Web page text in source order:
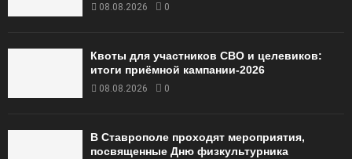
08.08.2026 0
Квоты для участников СВО и целевиков:
итоги приёмной кампании‑2026
08.08.2026 0
В Ставрополе проходят мероприятия,
посвященные Дню физкультурника